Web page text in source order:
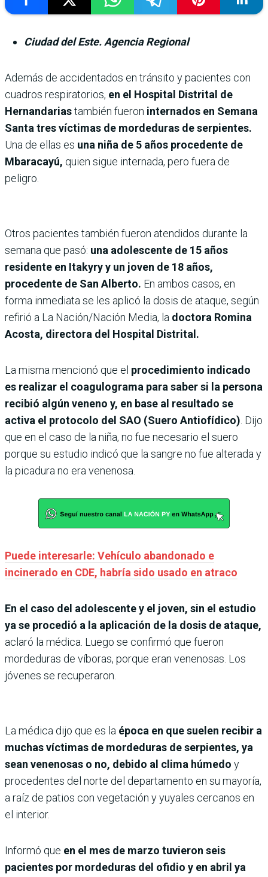
Ciudad del Este. Agencia Regional
Además de accidentados en tránsito y pacientes con
cuadros respiratorios, en el Hospital Distrital de
Hernandariastambién fueron internados en Semana
Santa tres víctimas de mordeduras de serpientes.
Una de ellas es una niña de 5 años procedente de
Mbaracayú, quien sigue internada, pero fuera de
peligro.
Otros pacientes también fueron atendidos durante la
semana que pasó: una adolescente de 15 años
residente en Itakyry y un joven de 18 años,
procedente de San Alberto. En ambos casos, en
forma inmediata se les aplicó la dosis de ataque, según
refirió a La Nación/Nación Media, la doctora Romina
Acosta, directora del Hospital Distrital.
La misma mencionó que el procedimiento indicado
es realizar el coagulograma para saber si la persona
recibió algún veneno y, en base al resultado se
activa el protocolo del SAO (Suero Antiofídico). Dijo
que en el caso de la niña, no fue necesario el suero
porque su estudio indicó que la sangre no fue alterada y
la picadura no era venenosa.
Puede interesarle: Vehículo abandonado e
incinerado en CDE, habría sido usado en atraco
En el caso del adolescente y el joven, sin el estudio
ya se procedió a la aplicación de la dosis de ataque,
aclaró la médica. Luego se confirmó que fueron
mordeduras de víboras, porque eran venenosas. Los
jóvenes se recuperaron.
La médica dijo que es la época en que suelen recibir a
muchas víctimas de mordeduras de serpientes, ya
sean venenosas o no, debido al clima húmedo y
procedentes del norte del departamento en su mayoría,
a raíz de patios con vegetación y yuyales cercanos en
el interior.
Informó que en el mes de marzo tuvieron seis
pacientes por mordeduras del ofidio y en abril ya